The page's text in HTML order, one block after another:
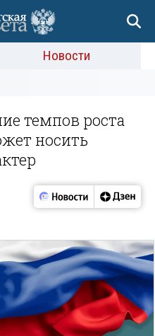
Новости
темпов роста
носить